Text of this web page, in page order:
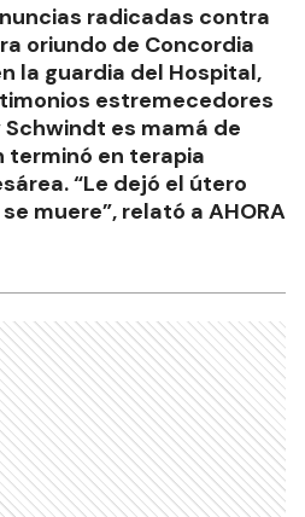
radicadas contra
oriundo de Concordia
la guardia del Hospital,
estremecedores
es mamá de
terminó en terapia
“Le dejó el útero
muere”, relató a AHORA